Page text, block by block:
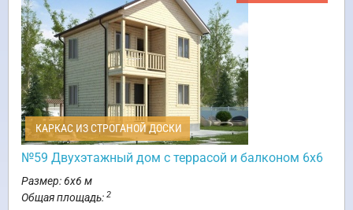
КАРКАС ИЗ СТРОГАНОЙ ДОСКИ
№59 Двухэтажный дом с террасой и балконом 6х6
Размер: 6х6 м
Общая площадь: 2